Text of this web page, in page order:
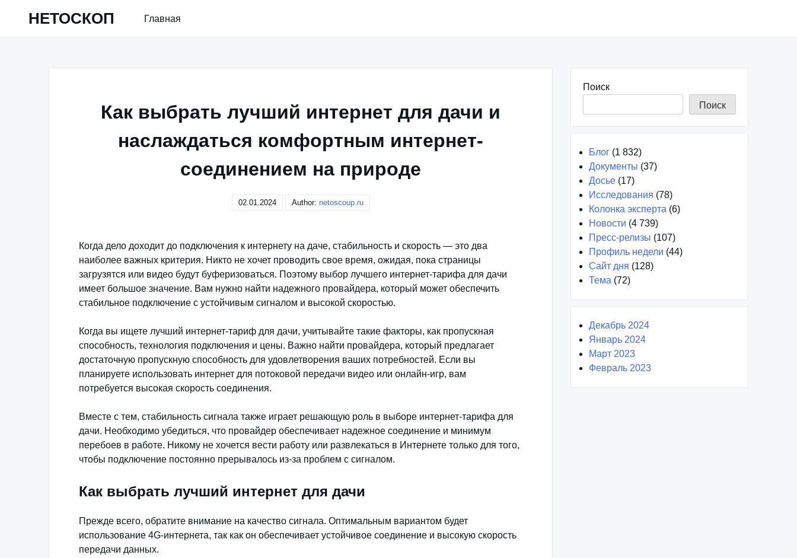
НЕТОСКОП Главная
Как выбрать лучший интернет для дачи и
наслаждаться комфортным интернет-
соединением на природе
02.01.2024 Author: netoscoup.ru
Когда дело доходит до подключения к интернету на даче, стабильность и скорость — это два
наиболее важных критерия. Никто не хочет проводить свое время, ожидая, пока страницы
загрузятся или видео будут буферизоваться. Поэтому выбор лучшего интернет-тарифа для дачи
имеет большое значение. Вам нужно найти надежного провайдера, который может обеспечить
стабильное подключение с устойчивым сигналом и высокой скоростью.
Когда вы ищете лучший интернет-тариф для дачи, учитывайте такие факторы, как пропускная
способность, технология подключения и цены. Важно найти провайдера, который предлагает
достаточную пропускную способность для удовлетворения ваших потребностей. Если вы
планируете использовать интернет для потоковой передачи видео или онлайн-игр, вам
потребуется высокая скорость соединения.
Вместе с тем, стабильность сигнала также играет решающую роль в выборе интернет-тарифа для
дачи. Необходимо убедиться, что провайдер обеспечивает надежное соединение и минимум
перебоев в работе. Никому не хочется вести работу или развлекаться в Интернете только для того,
чтобы подключение постоянно прерывалось из-за проблем с сигналом.
Как выбрать лучший интернет для дачи
Прежде всего, обратите внимание на качество сигнала. Оптимальным вариантом будет
использование 4G-интернета, так как он обеспечивает устойчивое соединение и высокую скорость
передачи данных.
Поиск
Поиск
Блог (1 832)
Документы (37)
Досье (17)
Исследования (78)
Колонка эксперта (6)
Новости (4 739)
Пресс-релизы (107)
Профиль недели (44)
Сайт дня (128)
Тема (72)
Декабрь 2024
Январь 2024
Март 2023
Февраль 2023